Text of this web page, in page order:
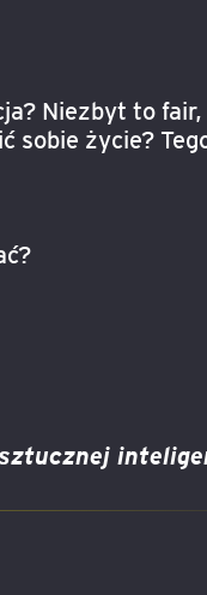
Niezbyt to
sobie życie?